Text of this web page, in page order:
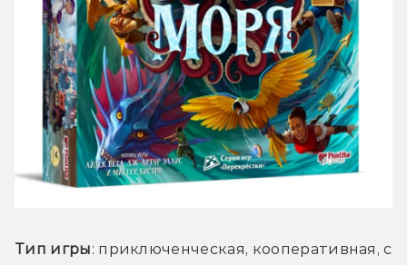
Тип игры: приключенческая, кооперативная, с